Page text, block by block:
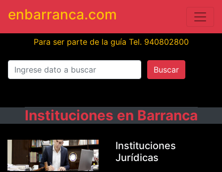
enbarranca.com
Para ser parte de la guía Tel. 940802800
Buscar
Instituciones en Barranca
Instituciones
Jurídicas